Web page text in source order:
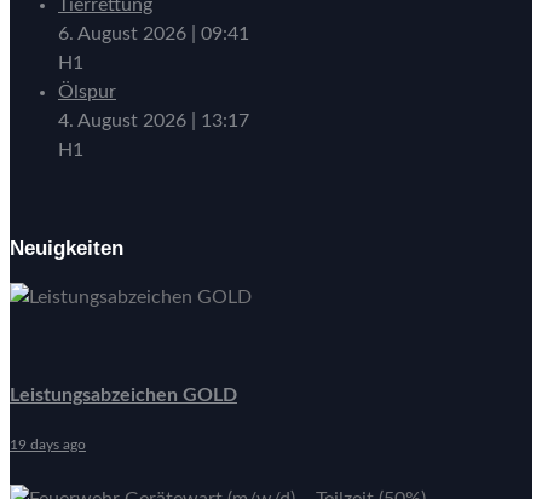
Tierrettung
6. August 2026
09:41
H1
Ölspur
4. August 2026
13:17
H1
Neuigkeiten
Leistungsabzeichen GOLD
19 days ago